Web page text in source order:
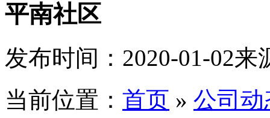
平南社区
发布时间：2020-01-02来
当前位置： 首页 » 公司动